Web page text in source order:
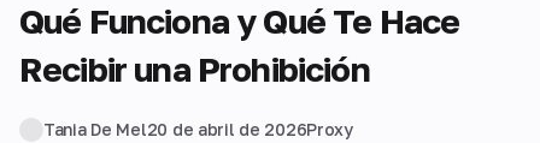
Qué Funciona y Qué Te Hace
Recibir una Prohibición
Tania De Mel20 de abril de 2026Proxy